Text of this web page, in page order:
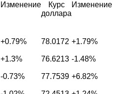
Изменение
Курс
доллара
Изменение
+0.79% 78.0172 +1.79%
+1.3% 76.6213 -1.48%
-0.73% 77.7539 +6.82%